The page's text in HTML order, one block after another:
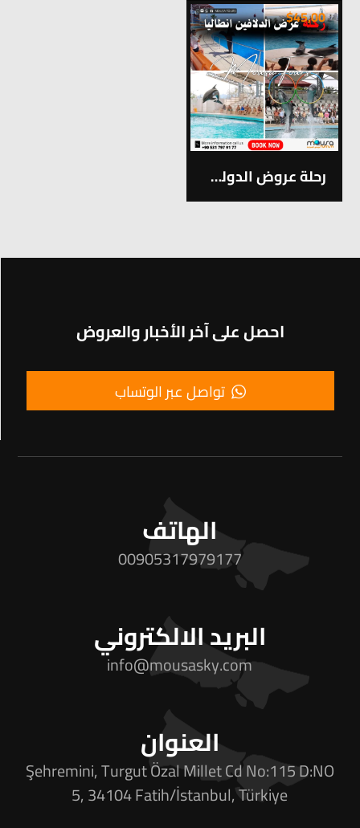
رحلة عروض الدولفين في أنطاليا
$45,00
احصل على آخر الأخبار والعروض
تواصل عبر الوتساب
الهاتف
00905317979177
البريد الالكتروني
info@mousasky.com
العنوان
Şehremini, Turgut Özal Millet Cd No:115 D:NO
5, 34104 Fatih/İstanbul, Türkiye